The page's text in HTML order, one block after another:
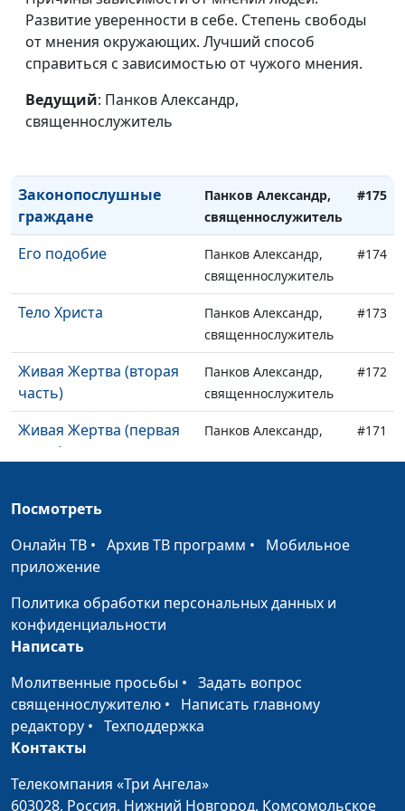
Развитие уверенности в себе. Степень свободы
от мнения окружающих. Лучший способ
справиться с зависимостью от чужого мнения.
Ведущий: Панков Александр,
священнослужитель
немощным в вере
(первая часть)
священнослужитель
Не время спать (вторая
часть)
Панков Александр,
священнослужитель
Не время спать (первая
Законопослушные
граждане
Панков Александр,
священнослужитель
#175
Его подобие
Панков Александр,
священнослужитель
#174
Тело Христа
Панков Александр,
священнослужитель
#173
Живая Жертва (вторая
часть)
Панков Александр,
священнослужитель
#172
Живая Жертва (первая
часть)
Панков Александр,
#171
обещания (вторая
Бог исполняет свои
часть)
Трагедия Еврейского
народа (вторая часть)
Трагедия Еврейского
народа (первая часть)
Панков Александр,
(пятая часть)
священнослужитель
Посмотреть
Онлайн ТВ • Архив ТВ программ • Мобильное
приложение
Политика обработки персональных данных и
конфиденциальности
Написать
Молитвенные просьбы • Задать вопрос
священнослужителю • Написать главному
редактору • Техподдержка
Контакты
Телекомпания «Три Ангела»
603028, Россия, Нижний Новгород, Комсомольское